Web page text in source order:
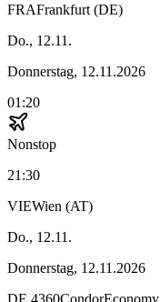
FRAFrankfurt (DE)
Do., 12.11.
Donnerstag, 12.11.2026
01:20
Nonstop
21:30
VIEWien (AT)
Do., 12.11.
Donnerstag, 12.11.2026
DE 4360CondorEconomy